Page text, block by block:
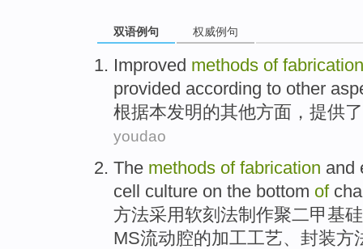
双语例句 权威例句
Improved methods of fabrication
provided according to other
根据本发明的其他方面 ， 提供了
youdao
The methods of fabrication and
cell culture on the bottom of
方法采用软刻法制作聚二甲基
MS流动腔的加工工艺、封装方